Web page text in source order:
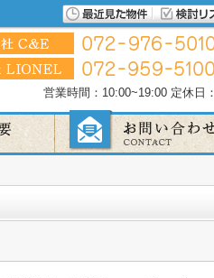
営業時間：10:00~19:00 定休日：